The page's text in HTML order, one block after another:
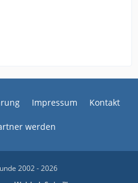
Impressum Kontakt
werden
2002 - 2026